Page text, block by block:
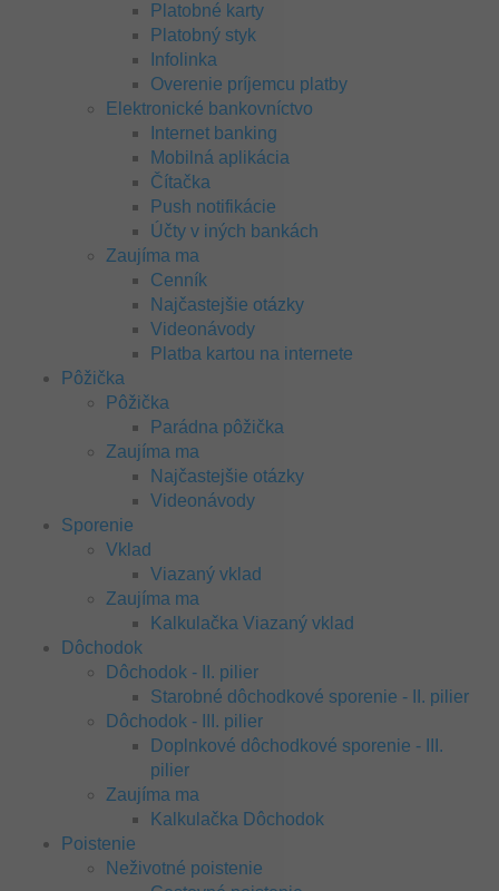
Platobné karty
Platobný styk
Infolinka
Overenie príjemcu platby
Elektronické bankovníctvo
Internet banking
Mobilná aplikácia
Čítačka
Push notifikácie
Účty v iných bankách
Zaujíma ma
Cenník
Najčastejšie otázky
Videonávody
Platba kartou na internete
Pôžička
Pôžička
Parádna pôžička
Zaujíma ma
Najčastejšie otázky
Videonávody
Sporenie
Vklad
Viazaný vklad
Zaujíma ma
Kalkulačka Viazaný vklad
Dôchodok
Dôchodok - II. pilier
Starobné dôchodkové sporenie - II. pilier
Dôchodok - III. pilier
Doplnkové dôchodkové sporenie - III.
pilier
Zaujíma ma
Kalkulačka Dôchodok
Poistenie
Neživotné poistenie